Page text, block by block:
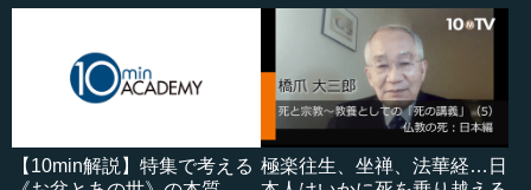
【10min解説】特集で考える 極楽往生、坐禅、法華経…日